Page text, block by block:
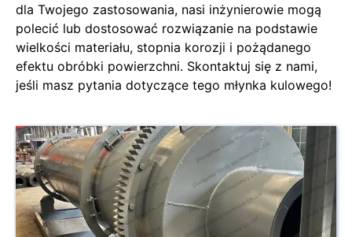
dla Twojego zastosowania, nasi inżynierowie mogą
polecić lub dostosować rozwiązanie na podstawie
wielkości materiału, stopnia korozji i pożądanego
efektu obróbki powierzchni. Skontaktuj się z nami,
jeśli masz pytania dotyczące tego młynka kulowego!